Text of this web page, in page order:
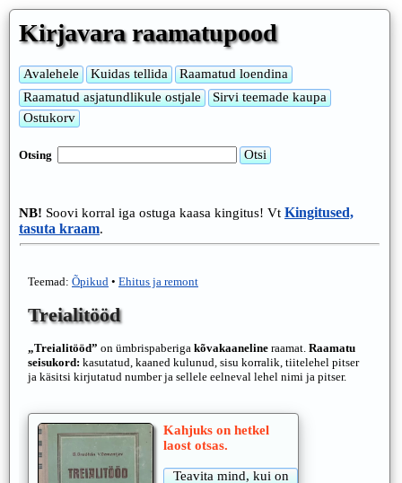
Kirjavara raamatupood
Otsing
NB! Soovi korral iga ostuga kaasa kingitus! Vt Kingitused,
tasuta kraam.
Teemad: Õpikud • Ehitus ja remont
Treialitööd
„Treialitööd” on ümbrispaberiga kõvakaaneline raamat. Raamatu
seisukord: kasutatud, kaaned kulunud, sisu korralik, tiitelehel pitser
ja käsitsi kirjutatud number ja sellele eelneval lehel nimi ja pitser.
Kahjuks on hetkel
laost otsas.